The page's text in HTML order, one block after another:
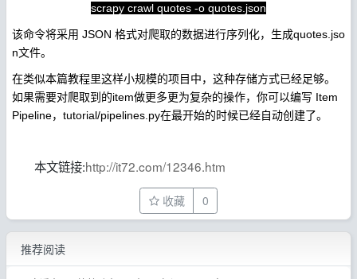
scrapy crawl quotes -o quotes.json
该命令将采用 JSON 格式对爬取的数据进行序列化，生成quotes.jso
n文件。
在类似本篇教程里这样小规模的项目中，这种存储方式已经足够。
如果需要对爬取到的item做更多更为复杂的操作，你可以编写 Item
Pipeline，tutorial/pipelines.py在最开始的时候已经自动创建了。
本文链接:http://it72.com/12346.htm
收藏 0
推荐阅读